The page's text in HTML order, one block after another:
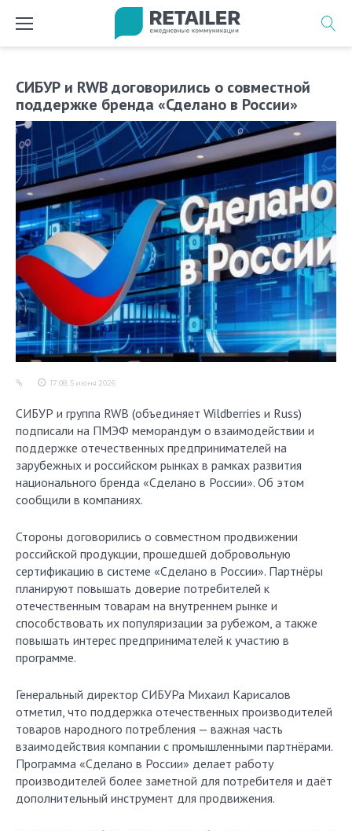
СИБУР и RWB договорились о совместной
поддержке бренда «Сделано в России»
17:08, 5 июня 2026
СИБУР и группа RWB (объединяет Wildberries и Russ)
подписали на ПМЭФ меморандум о взаимодействии и
поддержке отечественных предпринимателей на
зарубежных и российском рынках в рамках развития
национального бренда «Сделано в России». Об этом
сообщили в компаниях.
Стороны договорились о совместном продвижении
российской продукции, прошедшей добровольную
сертификацию в системе «Сделано в России». Партнёры
планируют повышать доверие потребителей к
отечественным товарам на внутреннем рынке и
способствовать их популяризации за рубежом, а также
повышать интерес предпринимателей к участию в
программе.
Генеральный директор СИБУРа Михаил Карисалов
отметил, что поддержка отечественных производителей
товаров народного потребления — важная часть
взаимодействия компании с промышленными партнёрами.
Программа «Сделано в России» делает работу
производителей более заметной для потребителя и даёт
дополнительный инструмент для продвижения.